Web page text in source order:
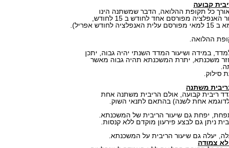
קבועה
כל תקופת ההלואה, הדבר שמשתנה הינו
מפורסם אחד לחודש ב 15 לחודש,
אפריל).
ההלואה.
משכנתא, יתרת המשכנתא תהיה גבוה מאשר
משתנה
ריבית קבועה, אולם הריבית משתנה אחת
אחת לשנה) בהתאם לתנאי השוק.
יעלה גם שיעור הריבית על המשכנתא.
צמודה